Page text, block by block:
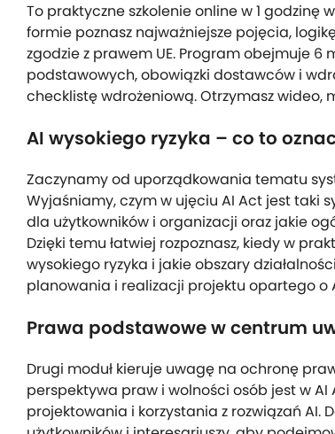
To praktyczne szkolenie online w 1 godzinę
formie poznasz najważniejsze pojęcia,
zgodzie z prawem UE. Program obejmuje 6
podstawowych, obowiązki dostawców i
checklistę wdrożeniową. Otrzymasz wideo,
AI wysokiego ryzyka – co to
Zaczynamy od uporządkowania tematu
Wyjaśniamy, czym w ujęciu AI Act jest taki
dla użytkowników i organizacji oraz jakie
Dzięki temu łatwiej rozpoznasz, kiedy w
wysokiego ryzyka i jakie obszary
planowania i realizacji projektu opartego o
Prawa podstawowe w centrum
Drugi moduł kieruje uwagę na ochronę
perspektywa praw i wolności osób jest w
projektowania i korzystania z rozwiązań AI.